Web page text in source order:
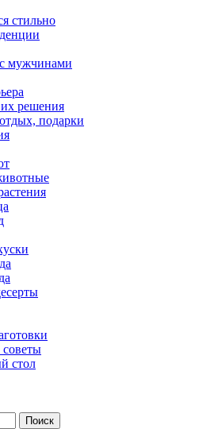
стильно
мужчинами
решения
подарки
стол